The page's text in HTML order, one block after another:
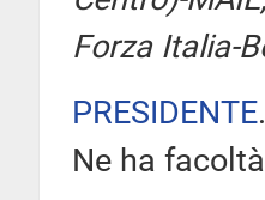
Forza Italia-
PRESIDENTE
Ne ha